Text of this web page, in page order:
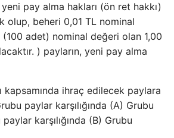
pay alma hakları (ön ret hakkı)
olup, beheri 0,01 TL nominal
adet) nominal değeri olan 1,00
) payların, yeni pay alma
kapsamında ihraç edilecek paylara
paylar karşılığında (A) Grubu
karşılığında (B) Grubu